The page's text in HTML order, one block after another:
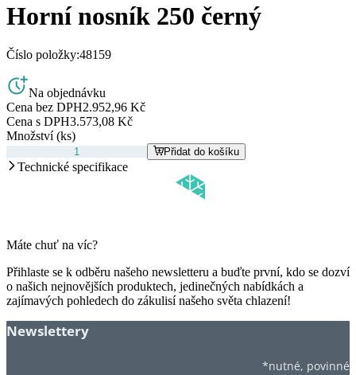
Horní nosník 250 černý
Číslo položky:48159
Na objednávku
Cena bez DPH2.952,96 Kč
Cena s DPH3.573,08 Kč
Množství (ks)
Přidat do košíku
Technické specifikace
Máte chuť na víc?
Přihlaste se k odběru našeho newsletteru a buďte první, kdo se dozví
o našich nejnovějších produktech, jedinečných nabídkách a
zajímavých pohledech do zákulisí našeho světa chlazení!
Newslettery
*nutné, povinné